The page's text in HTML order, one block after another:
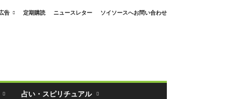
告 定期購読 ニュースレター
ソイソースへお問い合わせ
占い・スピリチュアル